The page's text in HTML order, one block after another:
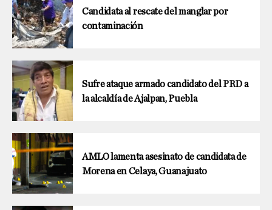
Candidata al rescate del manglar por
contaminación
Sufre ataque armado candidato del PRD a
la alcaldía de Ajalpan, Puebla
AMLO lamenta asesinato de candidata de
Morena en Celaya, Guanajuato